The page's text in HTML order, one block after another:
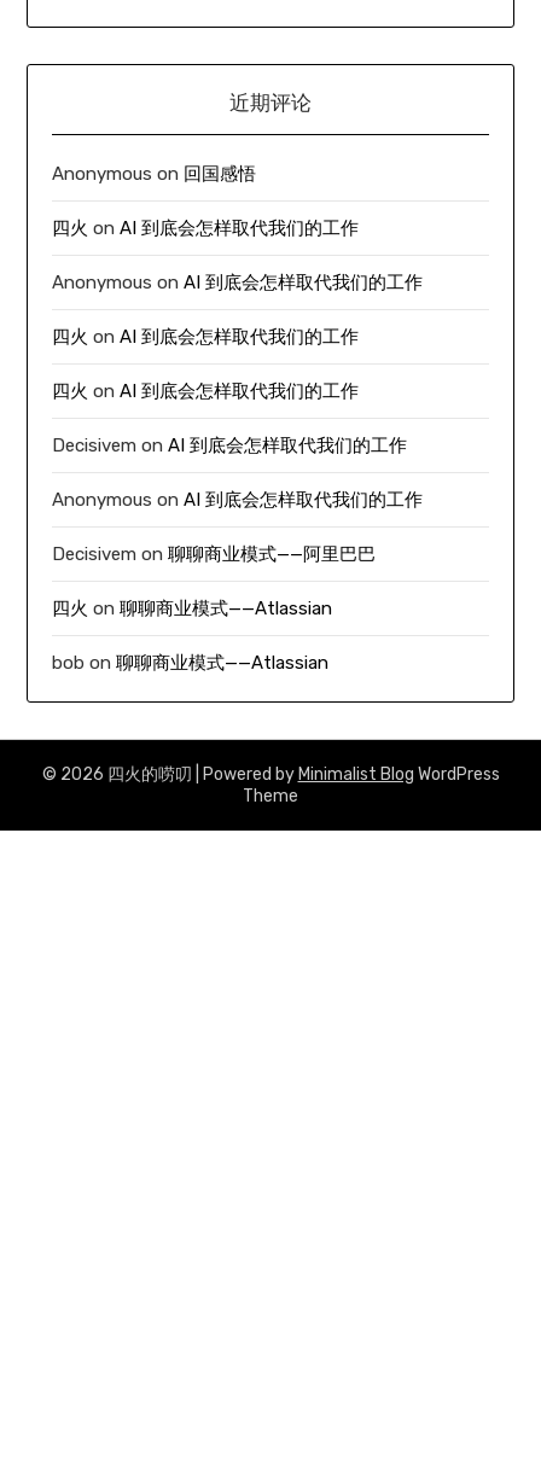
近期评论
Anonymous on 回国感悟
四火 onAI 到底会怎样取代我们的工作
Anonymous onAI 到底会怎样取代我们的工作
四火 onAI 到底会怎样取代我们的工作
四火 onAI 到底会怎样取代我们的工作
Decisivem onAI 到底会怎样取代我们的工作
Anonymous onAI 到底会怎样取代我们的工作
Decisivem on聊聊商业模式——阿里巴巴
四火 on聊聊商业模式——Atlassian
bob on聊聊商业模式——Atlassian
© 2026 四火的唠叨 | Powered by Minimalist Blog WordPress
Theme